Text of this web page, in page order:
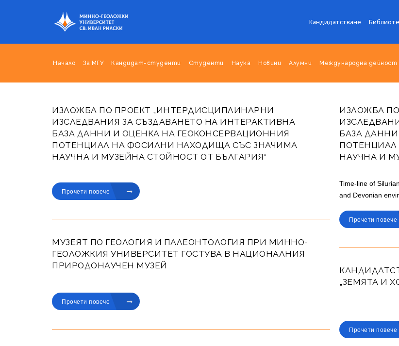
Кандидатстване
Начало За МГУ Кандидат-студенти Студенти Наука Новини Алумни Международна дейност
ИЗЛОЖБА ПО ПРОЕКТ „ИНТЕРДИСЦИПЛИНАРНИ
ИЗСЛЕДВАНИЯ ЗА СЪЗДАВАНЕТО НА ИНТЕРАКТИВНА
БАЗА ДАННИ И ОЦЕНКА НА ГЕОКОНСЕРВАЦИОННИЯ
ПОТЕНЦИАЛ НА ФОСИЛНИ НАХОДИЩА СЪС ЗНАЧИМА
НАУЧНА И МУЗЕЙНА СТОЙНОСТ ОТ БЪЛГАРИЯ“
Прочети повече
ИЗЛОЖБА
БАЗА
НАУЧНА И
Time-line of
and Devonian
Прочети повече
МУЗЕЯТ ПО ГЕОЛОГИЯ И ПАЛЕОНТОЛОГИЯ ПРИ МИННО-
ГЕОЛОЖКИЯ УНИВЕРСИТЕТ ГОСТУВА В НАЦИОНАЛНИЯ
ПРИРОДОНАУЧЕН МУЗЕЙ
Прочети повече
„ЗЕМЯТА И
Прочети повече